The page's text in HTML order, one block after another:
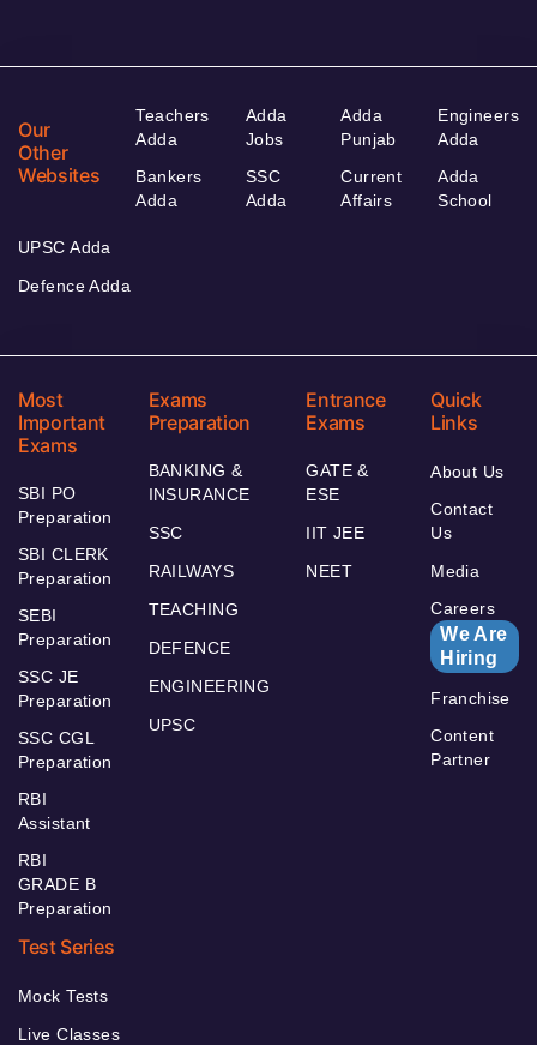
Our
Other
Websites
Teachers
Adda
Bankers
Adda
Adda
Jobs
SSC
Adda
Adda
Punjab
Current
Affairs
Engineers
Adda
Adda
School
UPSC Adda
Defence Adda
Most
Important
Exams
SBI PO
Preparation
SBI CLERK
Preparation
SEBI
Preparation
SSC JE
Preparation
SSC CGL
Preparation
RBI
Assistant
RBI
GRADE B
Preparation
Exams
Preparation
BANKING &
INSURANCE
SSC
RAILWAYS
TEACHING
DEFENCE
ENGINEERING
UPSC
Entrance
Exams
GATE &
ESE
IIT JEE
NEET
Quick
Links
About Us
Contact
Us
Media
Careers
We Are
Hiring
Franchise
Content
Partner
Test Series
Mock Tests
Live Classes